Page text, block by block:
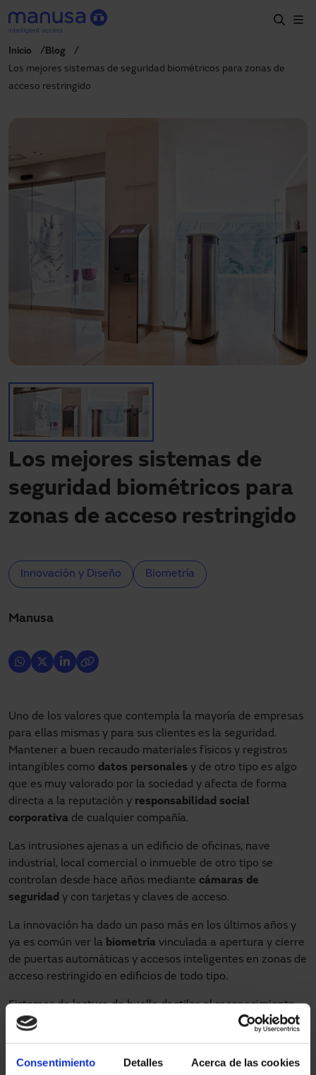
Consentimiento Detalles Acerca de las cookies
Pasar al contenido principal
Productos y sectores
Proyectos
Sobre nosotros
900827700
manusa@manusa.com
Inicio
Blog
Los mejores sistemas de seguridad biométricos para zonas de
acceso restringido
Los mejores sistemas de
seguridad biométricos para
zonas de acceso restringido
Innovación y Diseño Biometría
Manusa
Uno de los valores que contempla la mayoría de empresas
para ellas mismas y para sus clientes es la seguridad.
Mantener a buen recaudo materiales físicos y registros
intangibles como datos personales y de otro tipo es algo
que es muy valorado por la sociedad y afecta de forma
directa a la reputación y responsabilidad social
corporativa de cualquier compañía.
Las intrusiones ajenas a un edificio de oficinas, nave
industrial, local comercial o inmueble de otro tipo se
controlan desde hace años mediante cámaras de
seguridad y con tarjetas y claves de acceso.
La innovación ha dado un paso más en los últimos años y
ya es común ver la biometría vinculada a apertura y cierre
de puertas automáticas y accesos inteligentes en zonas de
acceso restringido en edificios de todo tipo.
Sistemas de lectura de huella dactilar, el reconocimiento
facial, la escucha de la voz o la detección ocular hacenque
muy robusta
. Con ellos la validación en los accesos es